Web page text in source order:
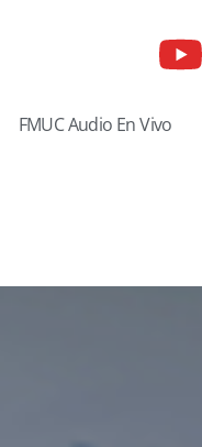
FMUC Audio En Vivo